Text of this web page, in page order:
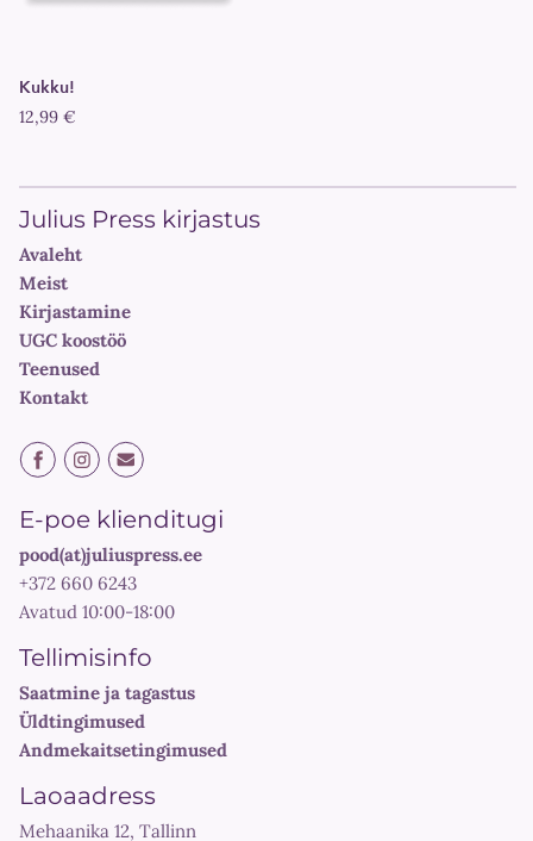
Kukku!
12,99 €
Julius Press kirjastus
Avaleht
Meist
Kirjastamine
UGC koostöö
Teenused
Kontakt
E-poe klienditugi
pood(at)juliuspress.ee
+372 660 6243
Avatud 10:00-18:00
Tellimisinfo
Saatmine ja tagastus
Üldtingimused
Andmekaitsetingimused
Laoaadress
Mehaanika 12, Tallinn